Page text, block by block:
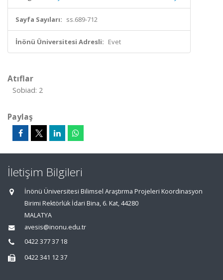
Sayfa Sayıları: ss.689-712
İnönü Üniversitesi Adresli: Evet
Atıflar
Sobiad: 2
Paylaş
İletişim Bilgileri
İnönü Üniversitesi Bilimsel Araştırma Projeleri Koordinasyon
Birimi Rektörlük İdari Bina, 6. Kat, 44280
MALATYA
avesis@inonu.edu.tr
0422 377 37 18
0422 341 12 37